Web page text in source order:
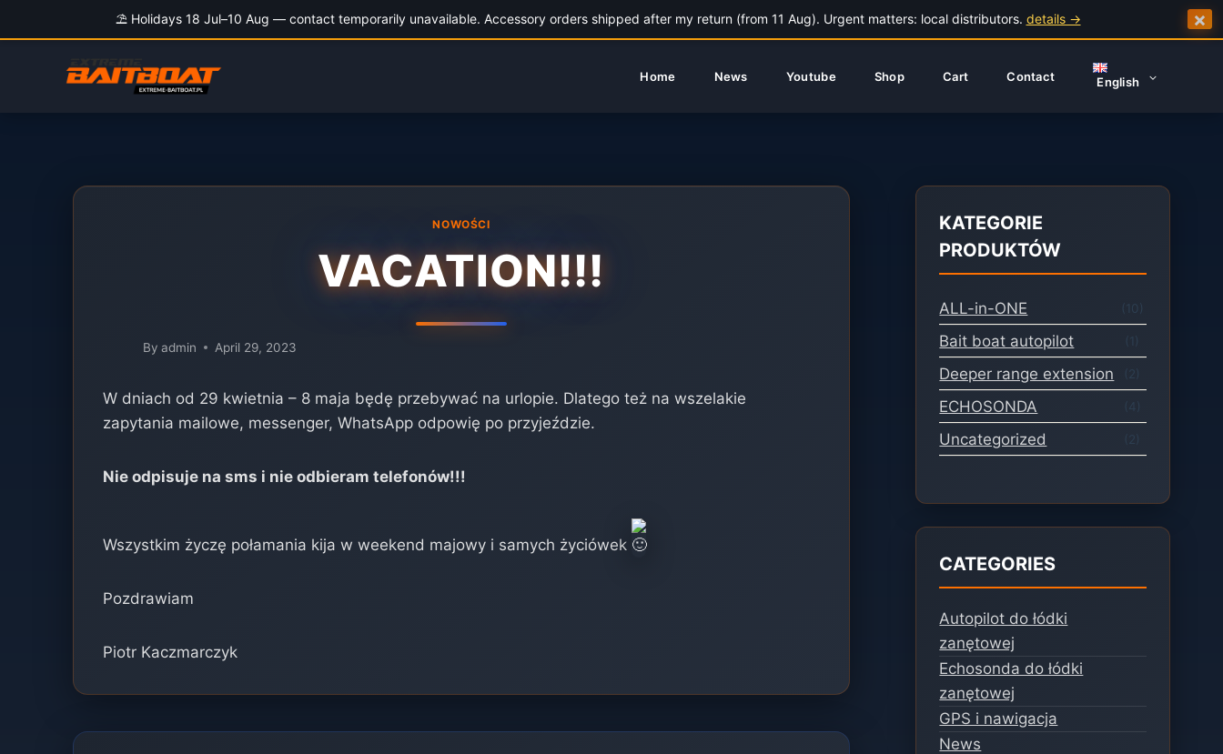
⛱️ Holidays 18 Jul–10 Aug — contact temporarily unavailable. Accessory orders shipped after my return (from 11 Aug). Urgent matters: local distributors. details → ×
Home News Youtube Shop Cart Contact English
NOWOŚCI
VACATION!!!
By admin April 29, 2023
W dniach od 29 kwietnia – 8 maja będę przebywać na urlopie. Dlatego też na wszelakie
zapytania mailowe, messenger, WhatsApp odpowię po przyjeździe.
Nie odpisuje na sms i nie odbieram telefonów!!!
Wszystkim życzę połamania kija w weekend majowy i samych życiówek
Pozdrawiam
Piotr Kaczmarczyk
KATEGORIE
PRODUKTÓW
ALL-in-ONE (10)
Bait boat autopilot (1)
Deeper range extension (2)
ECHOSONDA (4)
Uncategorized (2)
CATEGORIES
Autopilot do łódki
zanętowej
Echosonda do łódki
zanętowej
GPS i nawigacja
News